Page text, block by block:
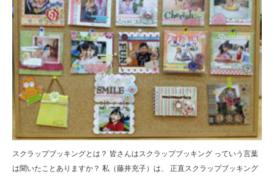
スクラップブッキングとは？ 皆さんはスクラップブッキング っていう言葉
は聞いたことありますか？ 私（藤井充子）は、 正直スクラップブッキング